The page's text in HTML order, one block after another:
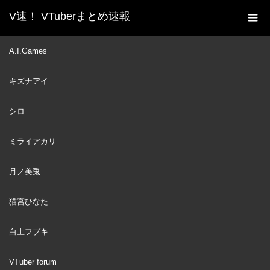
V速！ VTuberまとめ速報
A.I.Games
キズナアイ
シロ
ミライアカリ
月ノ美兎
猫宮ひなた
白上フブキ
VTuber forum
ホーム
新着動画一覧
27